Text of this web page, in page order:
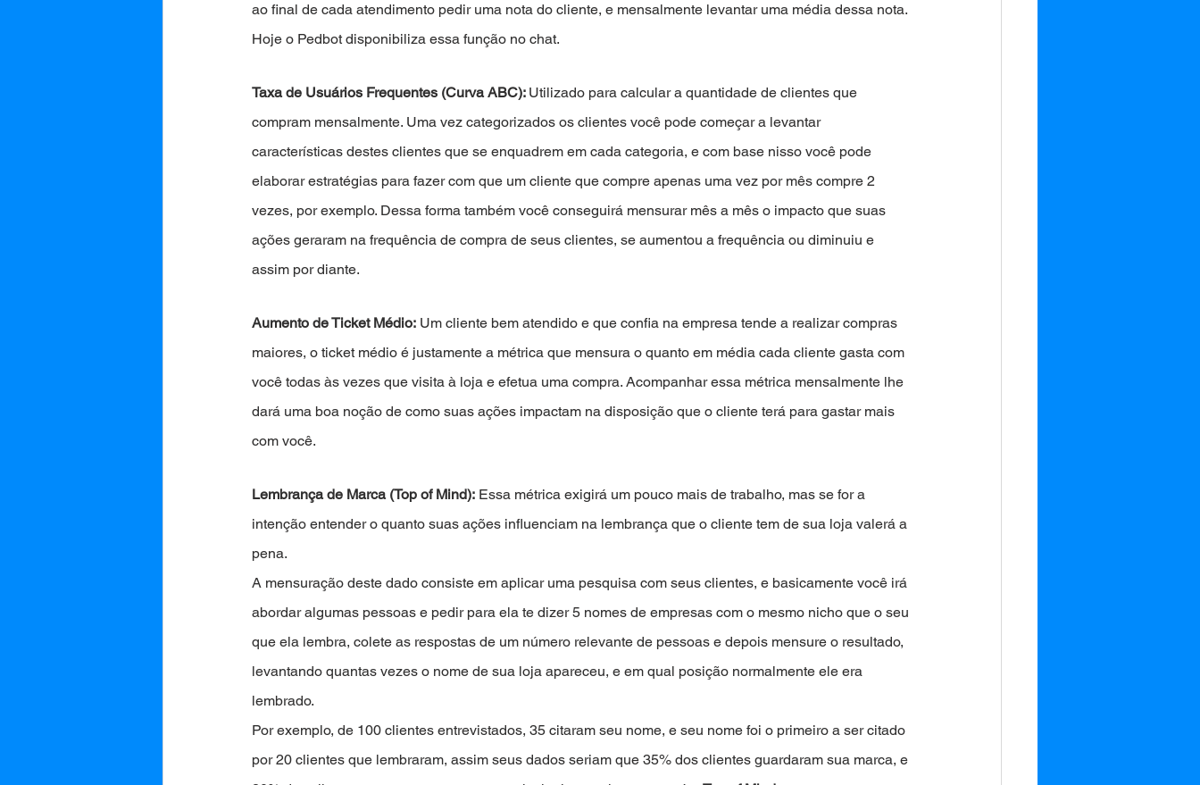
ao final de cada atendimento pedir uma nota do cliente, e mensalmente levantar uma média dessa nota.
Hoje o Pedbot disponibiliza essa função no chat.
Taxa de Usuários Frequentes (Curva ABC): Utilizado para calcular a quantidade de clientes que
compram mensalmente. Uma vez categorizados os clientes você pode começar a levantar
características destes clientes que se enquadrem em cada categoria, e com base nisso você pode
elaborar estratégias para fazer com que um cliente que compre apenas uma vez por mês compre 2
vezes, por exemplo. Dessa forma também você conseguirá mensurar mês a mês o impacto que suas
ações geraram na frequência de compra de seus clientes, se aumentou a frequência ou diminuiu e
assim por diante.
Aumento de Ticket Médio: Um cliente bem atendido e que confia na empresa tende a realizar compras
maiores, o ticket médio é justamente a métrica que mensura o quanto em média cada cliente gasta com
você todas às vezes que visita à loja e efetua uma compra. Acompanhar essa métrica mensalmente lhe
dará uma boa noção de como suas ações impactam na disposição que o cliente terá para gastar mais
com você.
Lembrança de Marca (Top of Mind): Essa métrica exigirá um pouco mais de trabalho, mas se for a
intenção entender o quanto suas ações influenciam na lembrança que o cliente tem de sua loja valerá a
pena.
A mensuração deste dado consiste em aplicar uma pesquisa com seus clientes, e basicamente você irá
abordar algumas pessoas e pedir para ela te dizer 5 nomes de empresas com o mesmo nicho que o seu
que ela lembra, colete as respostas de um número relevante de pessoas e depois mensure o resultado,
levantando quantas vezes o nome de sua loja apareceu, e em qual posição normalmente ele era
lembrado.
Por exemplo, de 100 clientes entrevistados, 35 citaram seu nome, e seu nome foi o primeiro a ser citado
por 20 clientes que lembraram, assim seus dados seriam que 35% dos clientes guardaram sua marca, e